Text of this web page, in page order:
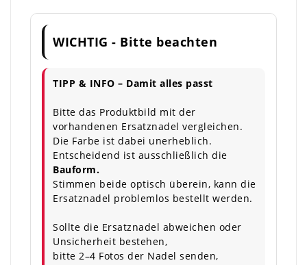
WICHTIG - Bitte beachten
TIPP & INFO – Damit alles passt
Bitte das Produktbild mit der
vorhandenen Ersatznadel vergleichen.
Die Farbe ist dabei unerheblich.
Entscheidend ist ausschließlich die
Bauform.
Stimmen beide optisch überein, kann die
Ersatznadel problemlos bestellt werden.
Sollte die Ersatznadel abweichen oder
Unsicherheit bestehen,
bitte 2–4 Fotos der Nadel senden,